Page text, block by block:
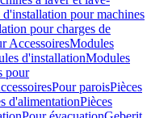
d'installation pour machines
pour charges de
AccessoiresModules
d'installationModules
pour
Pour paroisPièces
d'alimentationPièces